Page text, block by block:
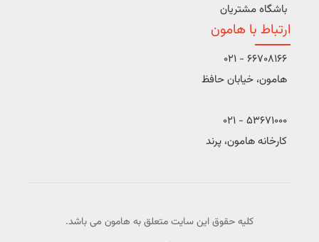
باشگاه مشتریان
ارتباط با هامون
66708166 - 021
هامون، خیابان حافظ
53671000 - 021
کارخانه هامون، پرند
کلیه حقوق این سایت متعلق به هامون می باشد.